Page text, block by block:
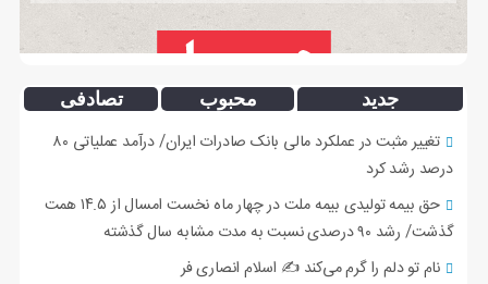
جدید محبوب تصادفی
تغییر مثبت در عملکرد مالی بانک صادرات ایران/ درآمد عملیاتی ۸۰
درصد رشد کرد
حق بیمه تولیدی بیمه ملت در چهار ماه نخست امسال از ۱۴.۵ همت
گذشت/ رشد ۹۰ درصدی نسبت به مدت مشابه سال گذشته
نام تو دلم را گرم می‌کند ✍️ اسلام انصاری فر